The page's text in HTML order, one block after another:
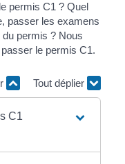
permis C1 ? Quel
passer les examens
permis ? Nous
le permis C1.
Tout déplier
C1